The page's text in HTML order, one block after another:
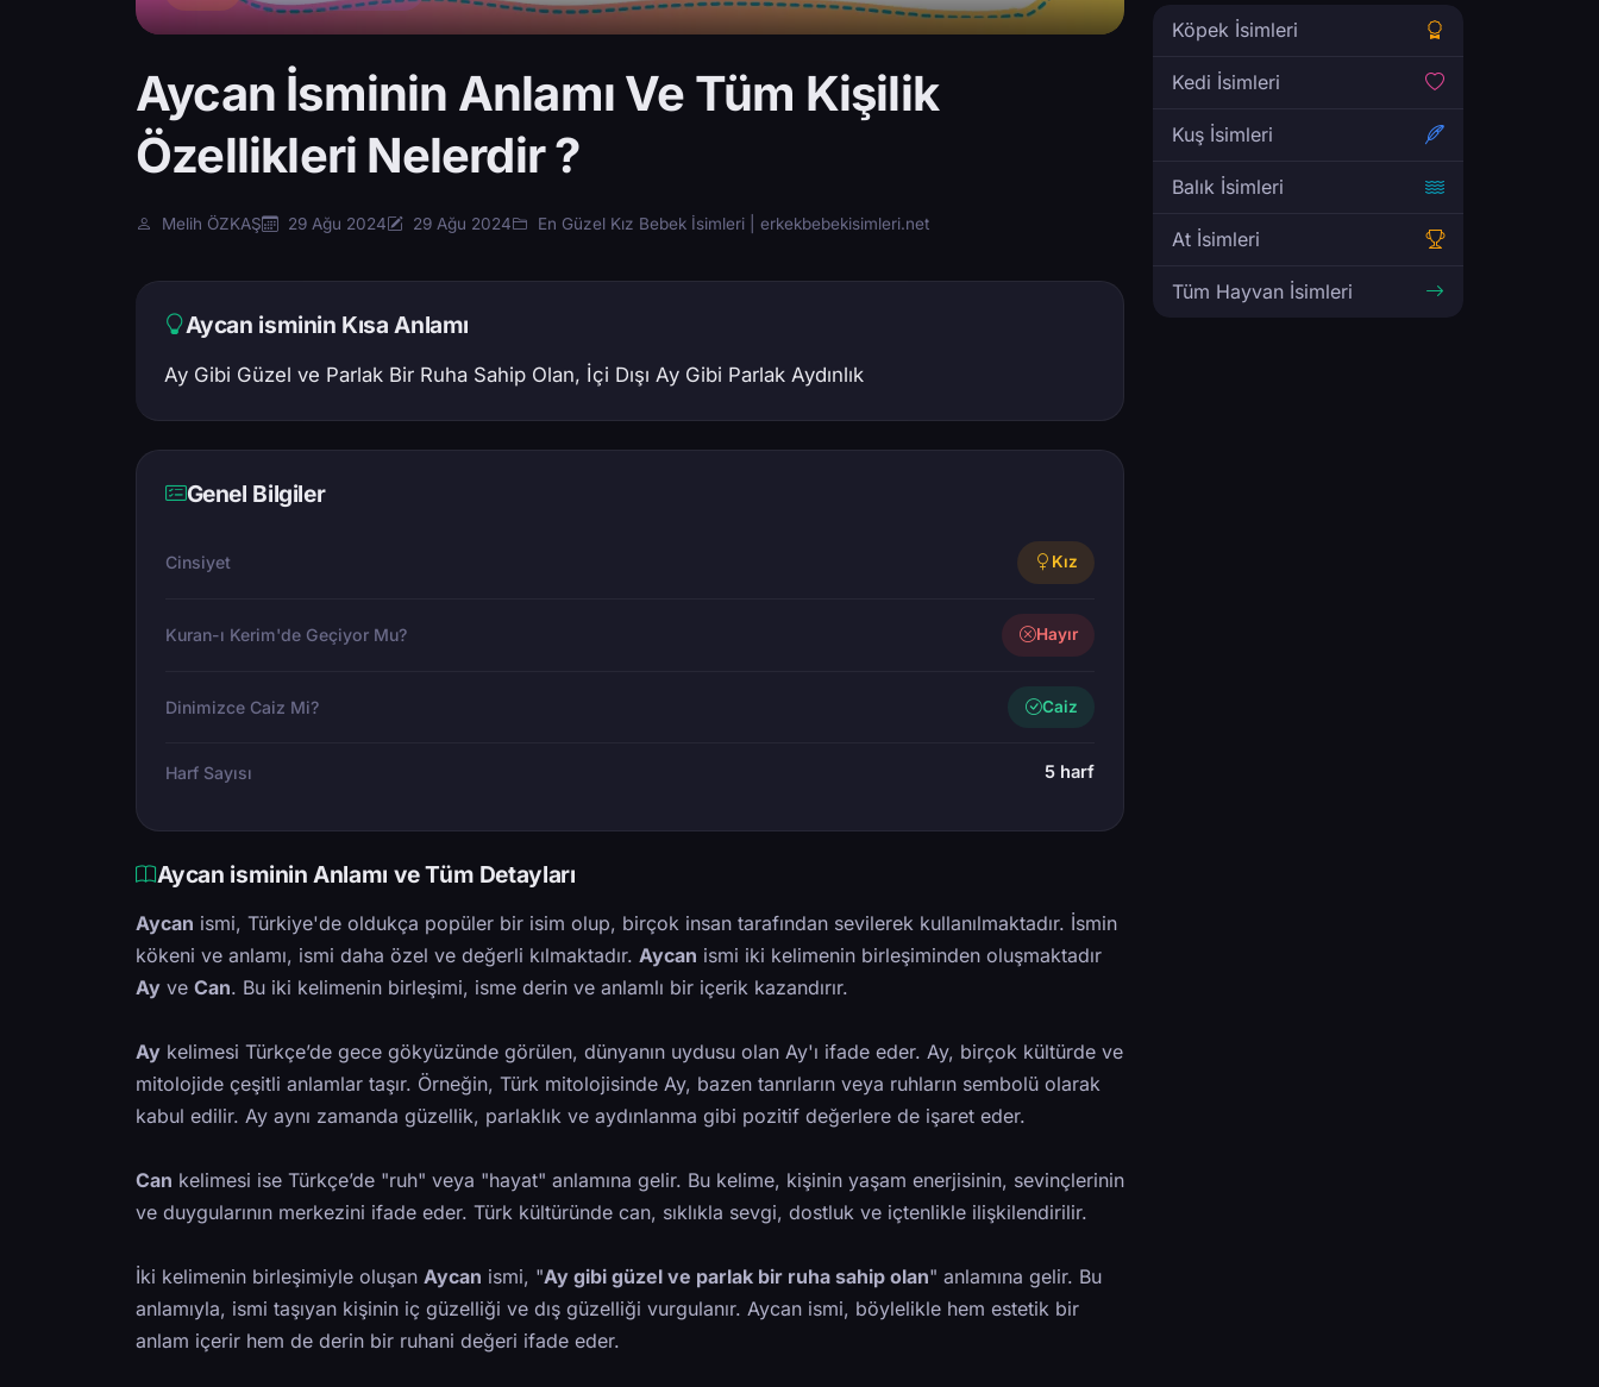
Aycan İsminin Anlamı Ve Tüm Kişilik
Özellikleri Nelerdir ?
Melih ÖZKAŞ 29 Ağu 2024 29 Ağu 2024 En Güzel Kız Bebek İsimleri | erkekbebekisimleri.net
Aycan isminin Kısa Anlamı
Ay Gibi Güzel ve Parlak Bir Ruha Sahip Olan, İçi Dışı Ay Gibi Parlak Aydınlık
Genel Bilgiler
Cinsiyet Kız
Kuran-ı Kerim'de Geçiyor Mu? Hayır
Dinimizce Caiz Mi? Caiz
Harf Sayısı 5 harf
Aycan isminin Anlamı ve Tüm Detayları
Aycan ismi, Türkiye'de oldukça popüler bir isim olup, birçok insan tarafından sevilerek kullanılmaktadır. İsmin
kökeni ve anlamı, ismi daha özel ve değerli kılmaktadır. Aycan ismi iki kelimenin birleşiminden oluşmaktadır
Ay ve Can. Bu iki kelimenin birleşimi, isme derin ve anlamlı bir içerik kazandırır.
Ay kelimesi Türkçe’de gece gökyüzünde görülen, dünyanın uydusu olan Ay'ı ifade eder. Ay, birçok kültürde ve
mitolojide çeşitli anlamlar taşır. Örneğin, Türk mitolojisinde Ay, bazen tanrıların veya ruhların sembolü olarak
kabul edilir. Ay aynı zamanda güzellik, parlaklık ve aydınlanma gibi pozitif değerlere de işaret eder.
Can kelimesi ise Türkçe’de "ruh" veya "hayat" anlamına gelir. Bu kelime, kişinin yaşam enerjisinin, sevinçlerinin
ve duygularının merkezini ifade eder. Türk kültüründe can, sıklıkla sevgi, dostluk ve içtenlikle ilişkilendirilir.
İki kelimenin birleşimiyle oluşan Aycan ismi, "Ay gibi güzel ve parlak bir ruha sahip olan" anlamına gelir. Bu
anlamıyla, ismi taşıyan kişinin iç güzelliği ve dış güzelliği vurgulanır. Aycan ismi, böylelikle hem estetik bir
anlam içerir hem de derin bir ruhani değeri ifade eder.
Köpek İsimleri
Kedi İsimleri
Kuş İsimleri
Balık İsimleri
At İsimleri
Tüm Hayvan İsimleri